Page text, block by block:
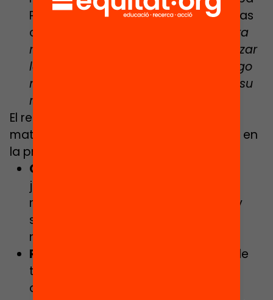
Polya para la resolución de problemas
cuando nos habla de analogía:
«para
resolver un problema podemos utilizar
la solución de otro problema análogo
más sencillo, utilizando su método, su
resultado o ambos.»
El resto de ejes competenciales
matemáticos también están presentes en
la práctica de un juego:
Conexiones:
jugamos, nos vienen a la cabeza
mientras disfrutamos de la partida y
somos capaces de identificar las
matemáticas implicadas.
Razonamiento y prueba
indiscutible
tanto en los juegos como en las
actividades manipulativas o